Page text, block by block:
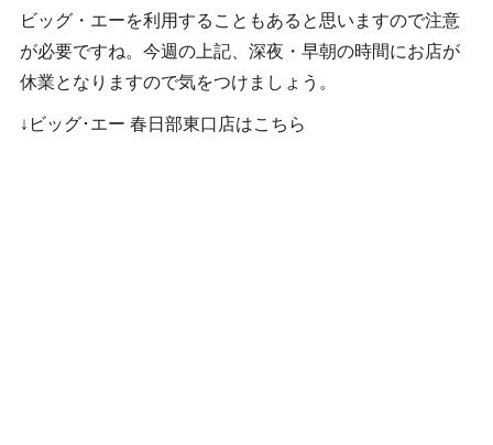
ビッグ・エーを利用することもあると思いますので注意
が必要ですね。今週の上記、深夜・早朝の時間にお店が
休業となりますので気をつけましょう。
↓ビッグ･エー 春日部東口店はこちら